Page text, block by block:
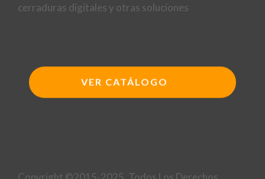
cerraduras digitales y otras soluciones
VER CATÁLOGO